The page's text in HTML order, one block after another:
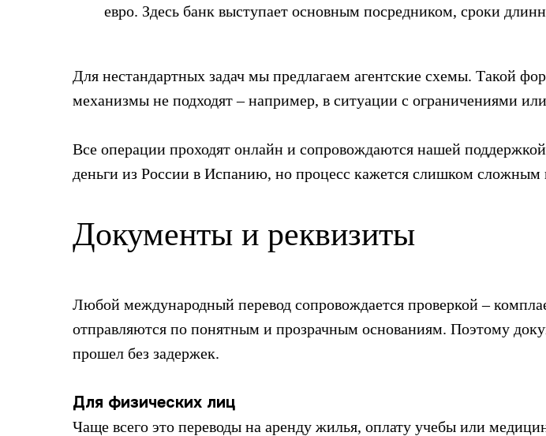
евро. Здесь банк выступает основным посредником, сроки
Для нестандартных задач мы предлагаем агентские схемы. Такой
механизмы не подходят – например, в ситуации с ограничениями
Все операции проходят онлайн и сопровождаются нашей
деньги из России в Испанию, но процесс кажется слишком
Документы и реквизиты
Любой международный перевод сопровождается проверкой –
отправляются по понятным и прозрачным основаниям. Поэтому
прошел без задержек.
Для физических лиц
Чаще всего это переводы на аренду жилья, оплату учебы или